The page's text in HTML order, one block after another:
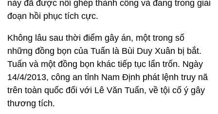
này đã được nối ghép thành công và đang trong giai
đoạn hồi phục tích cực.
Không lâu sau thời điểm gây án, một trong số
những đồng bọn của Tuấn là Bùi Duy Xuân bị bắt.
Tuấn và một đồng bọn khác tiếp tục lẩn trốn. Ngày
14/4/2013, công an tỉnh Nam Định phát lệnh truy nã
trên toàn quốc đối với Lê Văn Tuấn, về tội cố ý gây
thương tích.